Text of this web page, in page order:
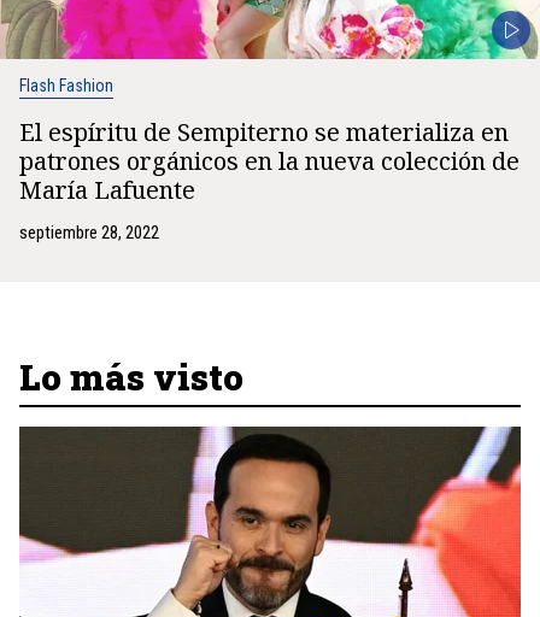
Flash Fashion
El espíritu de Sempiterno se materializa en
patrones orgánicos en la nueva colección de
María Lafuente
septiembre 28, 2022
Lo más visto